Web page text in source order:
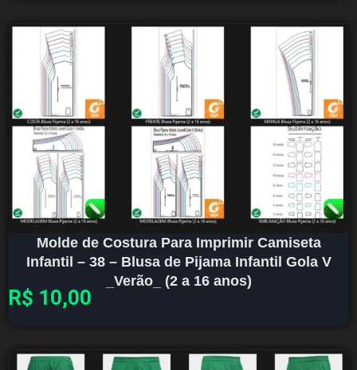
Molde de Costura Para Imprimir Camiseta
Infantil – 38 – Blusa de Pijama Infantil Gola V
_Verão_ (2 a 16 anos)
R$ 10,00